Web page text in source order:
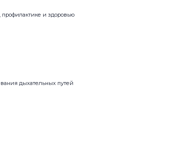
и здоровью
дыхательных путей